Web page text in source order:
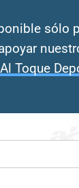
sólo
Toque